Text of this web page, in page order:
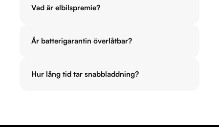
Vad är elbilspremie?
Är batterigarantin överlåtbar?
Hur lång tid tar snabbladdning?